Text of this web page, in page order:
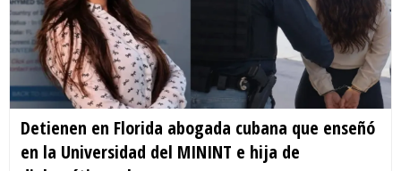
Detienen en Florida abogada cubana que enseñó
en la Universidad del MININT e hija de